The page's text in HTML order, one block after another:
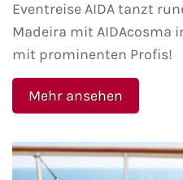
Eventreise AIDA tanzt
Madeira mit AIDAcosma
mit prominenten Profis!
Mehr ansehen